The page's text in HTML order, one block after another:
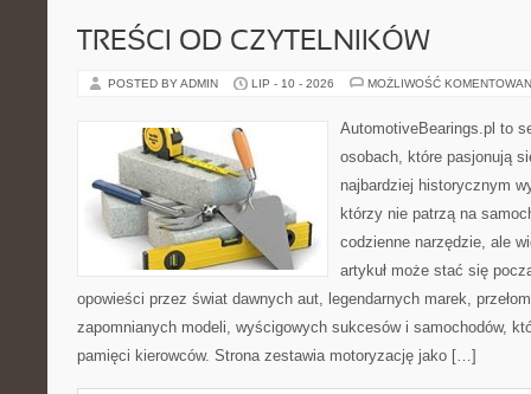
TREŚCI OD CZYTELNIKÓW
POSTED BY ADMIN LIP - 10 - 2026 MOŻLIWOŚĆ
AutomotiveBearings.pl to
osobach, które pasjonują
najbardziej historycznym
którzy nie patrzą na
codzienne narzędzie, ale
artykuł może stać się
opowieści przez świat dawnych aut, legendarnych marek,
zapomnianych modeli, wyścigowych sukcesów i samochodów,
pamięci kierowców. Strona zestawia motoryzację jako […]